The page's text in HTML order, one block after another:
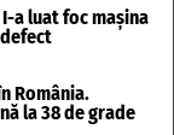
a luat foc mașina
România.
la 38 de grade